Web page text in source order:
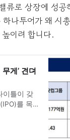
류로 상장에 성
나투어가 왜 시
이려 합니다.
게’ 견뎌
이틀이 갖
를 목